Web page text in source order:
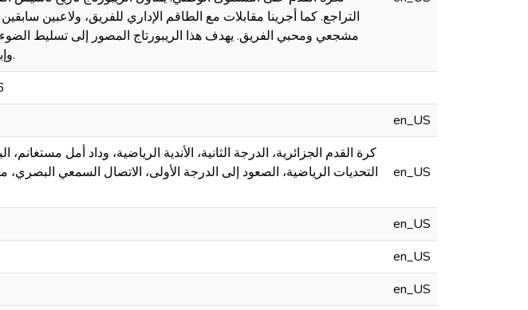
التراجع. كما أجرينا مقابلات مع الطاقم الإداري للفريق، ولاعبين
مشجعي ومحبي الفريق. يهدف هذا الريبورتاج المصور إلى تسليط
وإبراز الجهود المبذولة من أجل تحقيق الصعود إلى الدرجة الأولى.
en_US
كرة القدم الجزائرية، الدرجة الثانية، الأندية الرياضية، وداد أمل مستغانم،
التحديات الرياضية، الصعود إلى الدرجة الأولى، الاتصال السمعي البصري،
en_US
en_US
en_US
en_US